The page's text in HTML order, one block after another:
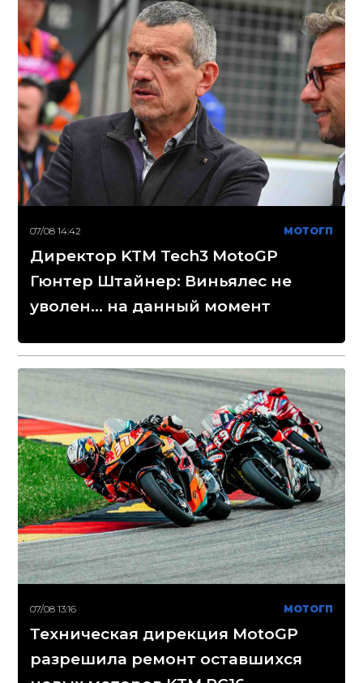
07/08 14:42 МОТОГП
Директор KTM Tech3 MotoGP
Гюнтер Штайнер: Виньялес не
уволен... на данный момент
07/08 13:16 МОТОГП
Техническая дирекция MotoGP
разрешила ремонт оставшихся